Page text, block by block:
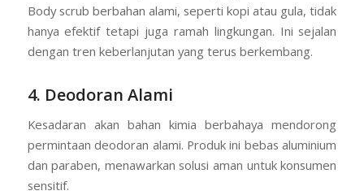
Body scrub berbahan alami, seperti kopi atau gula, tidak
hanya efektif tetapi juga ramah lingkungan. Ini sejalan
dengan tren keberlanjutan yang terus berkembang.
4. Deodoran Alami
Kesadaran akan bahan kimia berbahaya mendorong
permintaan deodoran alami. Produk ini bebas aluminium
dan paraben, menawarkan solusi aman untuk konsumen
sensitif.